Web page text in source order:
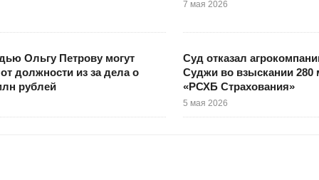
7 мая 2026
Ольгу Петрову могут
должности из за дела о
рублей
Суд отказал
Суджи во взыскании 280
«РСХБ Страхования»
5 мая 2026